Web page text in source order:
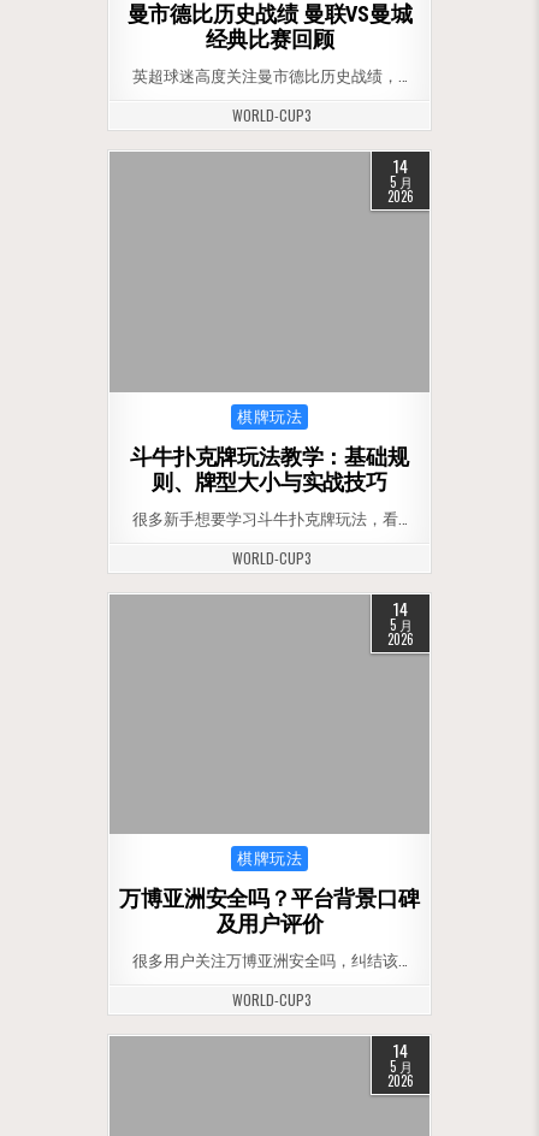
曼市德比历史战绩 曼联VS曼城
经典比赛回顾
英超球迷高度关注曼市德比历史战绩，…
WORLD-CUP3
14
5 月
2026
Posted in
棋牌玩法
斗牛扑克牌玩法教学：基础规
则、牌型大小与实战技巧
很多新手想要学习斗牛扑克牌玩法，看…
WORLD-CUP3
14
5 月
2026
Posted in
棋牌玩法
万博亚洲安全吗？平台背景口碑
及用户评价
很多用户关注万博亚洲安全吗，纠结该…
WORLD-CUP3
14
5 月
2026